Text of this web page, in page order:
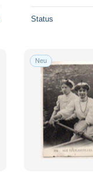
Status
Neu